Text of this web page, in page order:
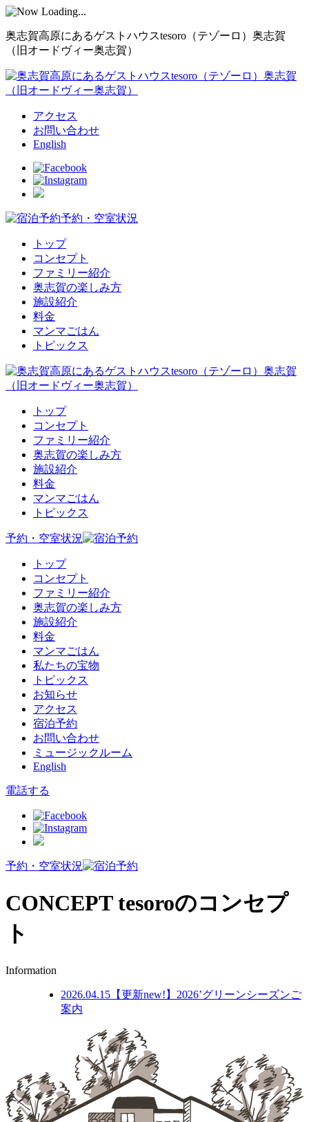
奥志賀高原にあるゲストハウスtesoro（テゾーロ）奥志賀
（旧オードヴィー奥志賀）
アクセス
お問い合わせ
English
予約・空室状況
トップ
コンセプト
ファミリー紹介
奥志賀の楽しみ方
施設紹介
料金
マンマごはん
トピックス
トップ
コンセプト
ファミリー紹介
奥志賀の楽しみ方
施設紹介
料金
マンマごはん
トピックス
予約・空室状況
トップ
コンセプト
ファミリー紹介
奥志賀の楽しみ方
施設紹介
料金
マンマごはん
私たちの宝物
トピックス
お知らせ
アクセス
宿泊予約
お問い合わせ
ミュージックルーム
English
電話する
予約・空室状況
CONCEPTtesoroのコンセプ
ト
Information
2026.04.15 【更新new!】2026’グリーンシーズンご
案内